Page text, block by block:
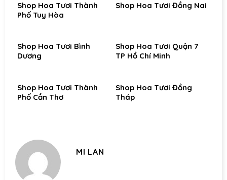
Shop Hoa Tươi Thành
Phố Tuy Hòa
Shop Hoa Tươi Đồng Nai
Shop Hoa Tươi Bình
Dương
Shop Hoa Tươi Quận 7
TP Hồ Chí Minh
Shop Hoa Tươi Thành
Phố Cần Thơ
Shop Hoa Tươi Đồng
Tháp
MI LAN